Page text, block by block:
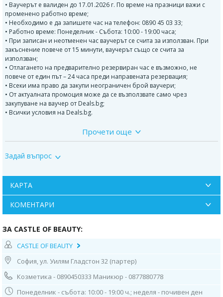
• Ваучерът е валиден до 17.01.2026 г. По време на празници важи с
променено работно време;
• Необходимо е да запишете час на телефон: 0890 45 03 33;
• Работно време: Понеделник - Събота: 10:00 - 19:00 часа;
• При записан и неотменен час ваучерът се счита за използван. При
закъснение повече от 15 минути, ваучерът също се счита за
използван;
• Отлагането на предварително резервиран час е възможно, не
повече от един път – 24 часа преди направената резервация;
• Всеки има право да закупи неограничен брой ваучери;
• От актуалната промоция може да се възползвате само чрез
закупуване на ваучер от Deals.bg;
• Всички условия на Deals.bg.
• поставяне на пачове на клепачите;
• залепяне на миглите върху пачовете;
• нанасяне на кератинов гел;
• нанасяне на фиксиращ колагенов гел;
• подхранване на мигли;
• боядисване;
Прочети още
Задай въпрос
КАРТА
КОМЕНТАРИ
ЗА CASTLE OF BEAUTY:
CASTLE OF BEAUTY
София, ул. Уилям Гладстон 32 (партер)
Козметика - 0890450333 Маникюр - 0877880778
Понеделник - събота: 10:00 - 19:00 ч.; неделя - почивен ден